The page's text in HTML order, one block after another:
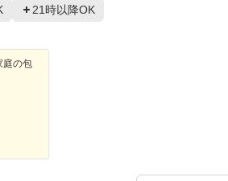
21時以降OK
庭の包